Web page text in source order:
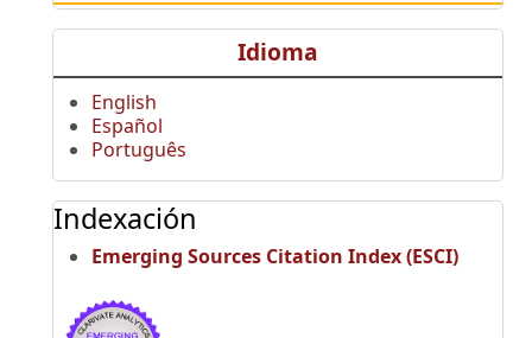
Idioma
English
Español
Português
Indexación
Emerging Sources Citation Index (ESCI)